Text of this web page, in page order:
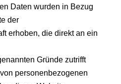
Daten wurden in Bezug
der
erhoben, die direkt an ein
Gründe zutrifft
personenbezogenen